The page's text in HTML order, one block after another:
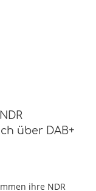
über DAB+
ihre NDR